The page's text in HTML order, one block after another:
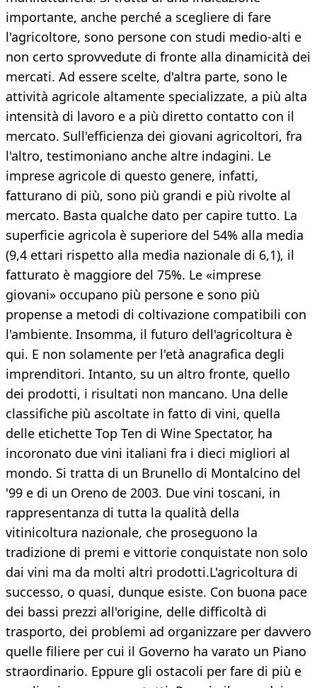
importante, anche perché a scegliere di fare
l'agricoltore, sono persone con studi medio-alti e
non certo sprovvedute di fronte alla dinamicità dei
mercati. Ad essere scelte, d'altra parte, sono le
attività agricole altamente specializzate, a più alta
intensità di lavoro e a più diretto contatto con il
mercato. Sull'efficienza dei giovani agricoltori, fra
l'altro, testimoniano anche altre indagini. Le
imprese agricole di questo genere, infatti,
fatturano di più, sono più grandi e più rivolte al
mercato. Basta qualche dato per capire tutto. La
superficie agricola è superiore del 54% alla media
(9,4 ettari rispetto alla media nazionale di 6,1), il
fatturato è maggiore del 75%. Le «imprese
giovani» occupano più persone e sono più
propense a metodi di coltivazione compatibili con
l'ambiente. Insomma, il futuro dell'agricoltura è
qui. E non solamente per l'età anagrafica degli
imprenditori. Intanto, su un altro fronte, quello
dei prodotti, i risultati non mancano. Una delle
classifiche più ascoltate in fatto di vini, quella
delle etichette Top Ten di Wine Spectator, ha
incoronato due vini italiani fra i dieci migliori al
mondo. Si tratta di un Brunello di Montalcino del
'99 e di un Oreno de 2003. Due vini toscani, in
rappresentanza di tutta la qualità della
vitinicoltura nazionale, che proseguono la
tradizione di premi e vittorie conquistate non solo
dai vini ma da molti altri prodotti.L'agricoltura di
successo, o quasi, dunque esiste. Con buona pace
dei bassi prezzi all'origine, delle difficoltà di
trasporto, dei problemi ad organizzare per davvero
quelle filiere per cui il Governo ha varato un Piano
straordinario. Eppure gli ostacoli per fare di più e